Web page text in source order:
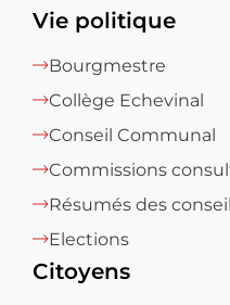
Vie politique
Bourgmestre
Collège Echevinal
Conseil Communal
Commissions
Résumés des
Elections
Citoyens